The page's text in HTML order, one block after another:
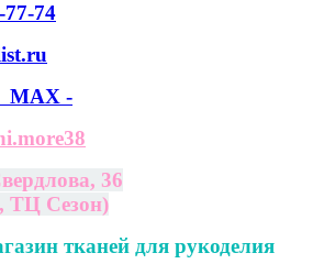
74
МАХ -
36
ТЦ Сезон)
тканей для рукоделия